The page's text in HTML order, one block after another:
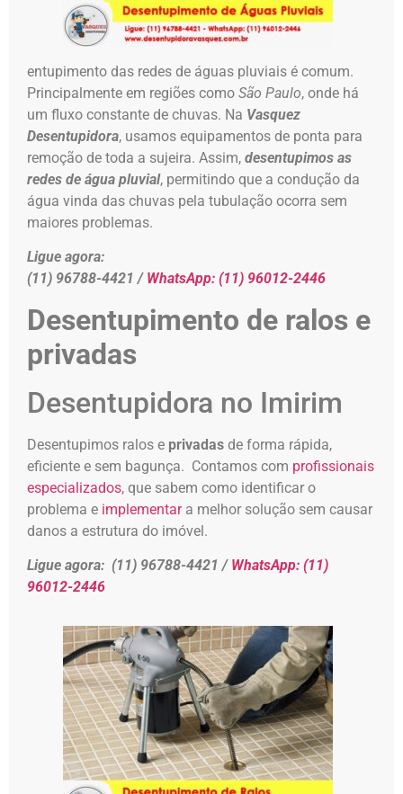
entupimento das redes de águas pluviais é comum.
Principalmente em regiões como São Paulo, onde há
um fluxo constante de chuvas. Na Vasquez
Desentupidora, usamos equipamentos de ponta para
remoção de toda a sujeira. Assim, desentupimos as
redes de água pluvial, permitindo que a condução da
água vinda das chuvas pela tubulação ocorra sem
maiores problemas.
Ligue agora:
(11) 96788-4421 / WhatsApp: (11) 96012-2446
Desentupimento de ralos e
privadas
Desentupidora no Imirim
Desentupimos ralos e privadas de forma rápida,
eficiente e sem bagunça. Contamos com profissionais
especializados, que sabem como identificar o
problema e implementara melhor solução sem causar
danos a estrutura do imóvel.
Ligue agora: (11) 96788-4421 / WhatsApp: (11)
96012-2446